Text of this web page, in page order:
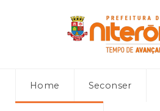
Home Seconser